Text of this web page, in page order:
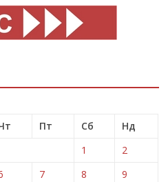
Пт Сб
Нд
1
2
7 8
9